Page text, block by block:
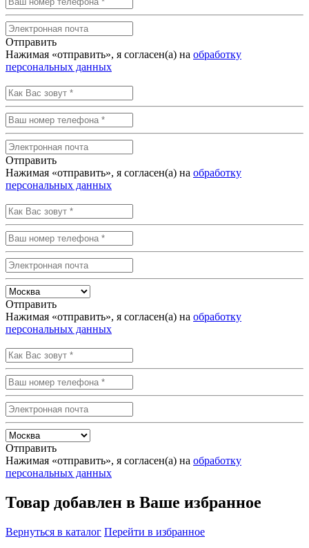
Отправить
Нажимая «отправить», я согласен(а) на обработку
персональных данных
Отправить
Нажимая «отправить», я согласен(а) на обработку
персональных данных
Отправить
Нажимая «отправить», я согласен(а) на обработку
персональных данных
Отправить
Нажимая «отправить», я согласен(а) на обработку
персональных данных
Товар добавлен в Ваше избранное
Вернуться в каталог Перейти в избранное